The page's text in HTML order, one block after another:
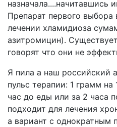
назначала....начитавшись
Препарат первого
лечении хламидиоза
азитромицин).
говорят что они не
Я пила а наш российский
пульс терапии: 1 грамм на
час до еды или за 2 часа
подходит для лечения
а вариант с однократным